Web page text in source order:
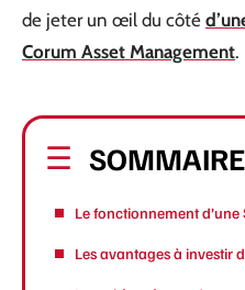
de jeter un œil du côté
Corum Asset Management.
SOMMAIRE
Le fonctionnement d’une
Les avantages à investir